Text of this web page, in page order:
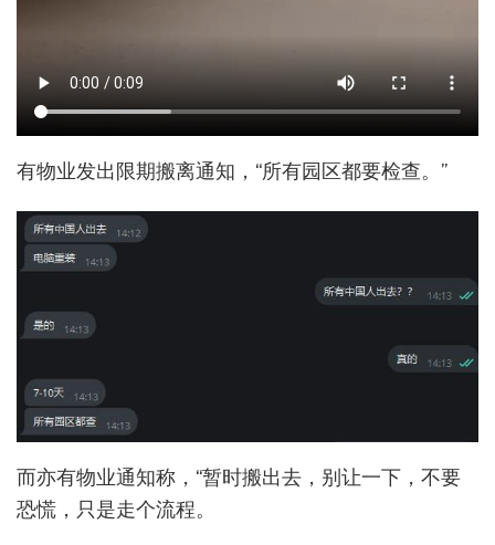
有物业发出限期搬离通知，“所有园区都要检查。”
而亦有物业通知称，“暂时搬出去，别让一下，不要
恐慌，只是走个流程。